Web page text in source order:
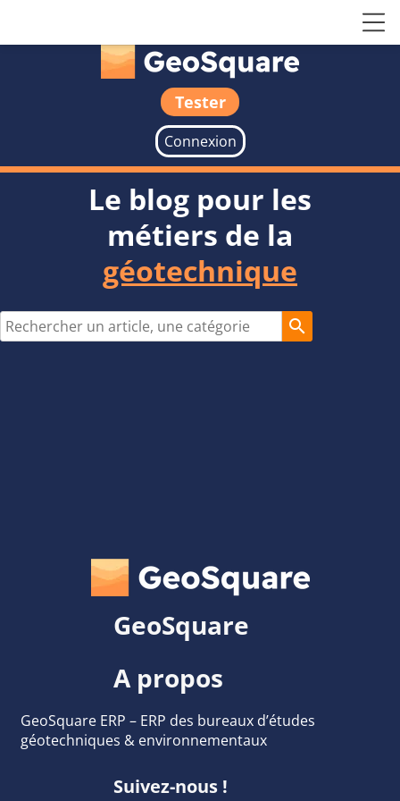
Tester
Connexion
Le blog pour les
métiers de la
géotechnique
search
GeoSquare
A propos
GeoSquare ERP – ERP des bureaux d’études
géotechniques & environnementaux
Suivez-nous !